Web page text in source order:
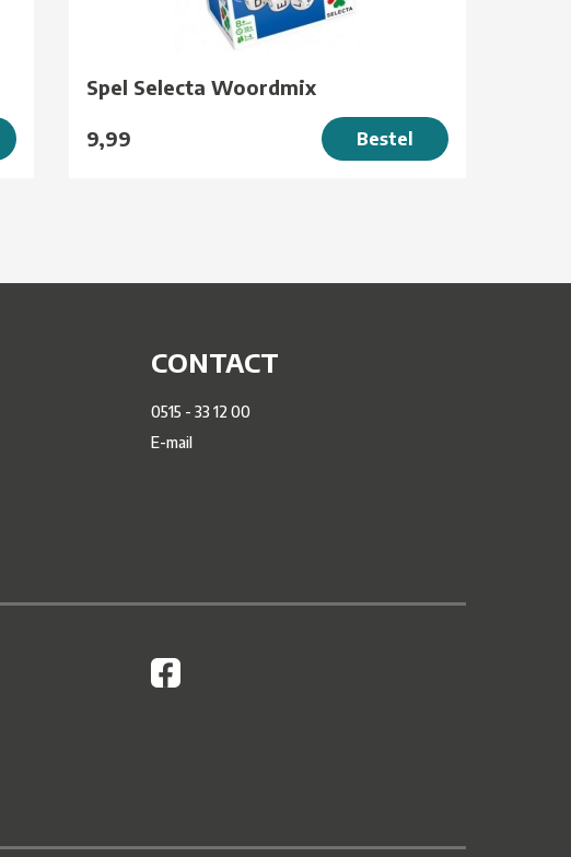
Spel Selecta Woordmix
9,99 Bestel
CONTACT
0515 - 33 12 00
E-mail